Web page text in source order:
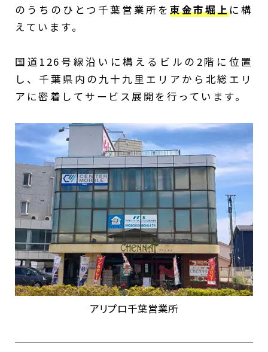
のうちのひとつ千葉営業所を 東金市堀上に構
えています。
国道126号線沿いに構えるビルの2階に位置
し、千葉県内の九十九里エリアから北総エリ
アに密着してサービス展開を行っています。
アリプロ千葉営業所